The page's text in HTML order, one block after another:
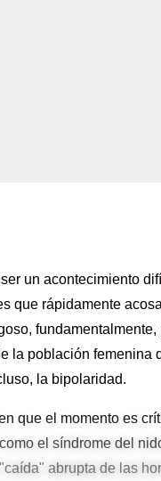
un acontecimiento
que rápidamente
la población femenina
la bipolaridad.
que el momento es
el síndrome del
abrupta de las